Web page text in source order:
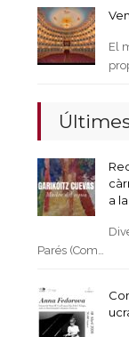
El
a
Parés (Com…